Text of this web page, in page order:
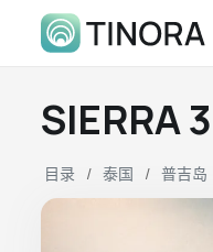
SIERRA
目录 泰国 普吉岛